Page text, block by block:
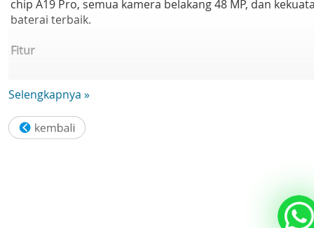
chip A19 Pro, semua kamera belakang 48 MP, dan
baterai terbaik.
Fitur
— Desain unibody aluminium, ditempa dalam suhu
- CERAMIC SHIELD TANGGUH. DEPAN DAN BELAKANG. —
Ceramic Shield melindungi bagian belakang iPhone 17
kamera belakang 48 MP dan 8x zoom kualitas optik —
rentang zoom terluas yang pernah ada di iPhone. Seperti
Selengkapnya »